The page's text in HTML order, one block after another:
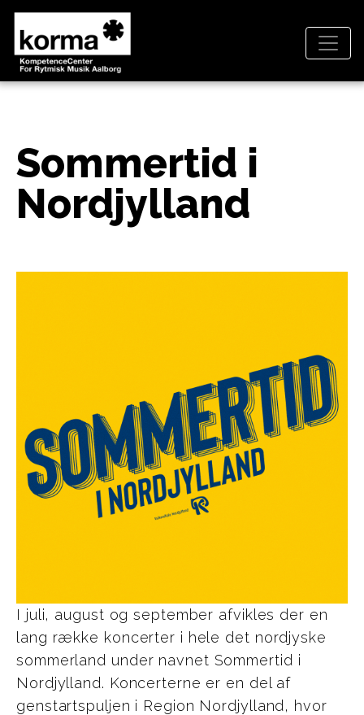
Sommertid i
Nordjylland
I juli, august og september afvikles der en
lang række koncerter i hele det nordjyske
sommerland under navnet Sommertid i
Nordjylland. Koncerterne er en del af
genstartspuljen i Region Nordjylland, hvor